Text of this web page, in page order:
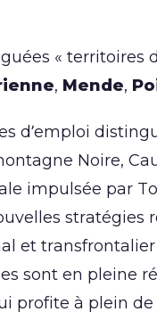
« territoires
, Mende,
d’emploi
Noire,
impulsée par
stratégies
et transfrontalier
sont en pleine
profite à plein de